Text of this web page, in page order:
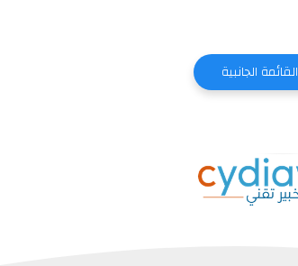
القائمة الجانبية